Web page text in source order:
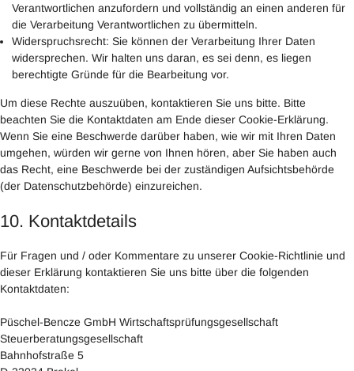
Verantwortlichen anzufordern und vollständig an einen anderen für
die Verarbeitung Verantwortlichen zu übermitteln.
Widerspruchsrecht: Sie können der Verarbeitung Ihrer Daten
widersprechen. Wir halten uns daran, es sei denn, es liegen
berechtigte Gründe für die Bearbeitung vor.
Um diese Rechte auszuüben, kontaktieren Sie uns bitte. Bitte
beachten Sie die Kontaktdaten am Ende dieser Cookie-Erklärung.
Wenn Sie eine Beschwerde darüber haben, wie wir mit Ihren Daten
umgehen, würden wir gerne von Ihnen hören, aber Sie haben auch
das Recht, eine Beschwerde bei der zuständigen Aufsichtsbehörde
(der Datenschutzbehörde) einzureichen.
10. Kontaktdetails
Für Fragen und / oder Kommentare zu unserer Cookie-Richtlinie und
dieser Erklärung kontaktieren Sie uns bitte über die folgenden
Kontaktdaten:
Püschel-Bencze GmbH Wirtschaftsprüfungsgesellschaft
Steuerberatungsgesellschaft
Bahnhofstraße 5